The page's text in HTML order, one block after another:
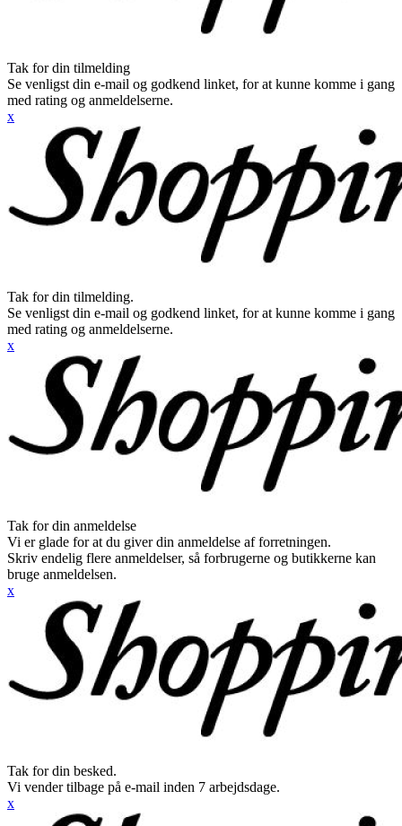
Tak for din tilmelding
Se venligst din e-mail og godkend linket, for at kunne komme i gang
med rating og anmeldelserne.
x
Tak for din tilmelding.
Se venligst din e-mail og godkend linket, for at kunne komme i gang
med rating og anmeldelserne.
x
Tak for din anmeldelse
Vi er glade for at du giver din anmeldelse af forretningen.
Skriv endelig flere anmeldelser, så forbrugerne og butikkerne kan
bruge anmeldelsen.
x
Tak for din besked.
Vi vender tilbage på e-mail inden 7 arbejdsdage.
x